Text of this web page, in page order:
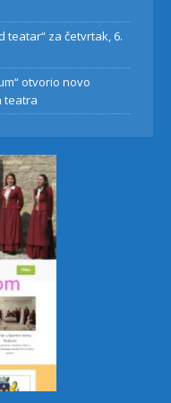
teatar“ za četvrtak, 6.
otvorio novo
teatra